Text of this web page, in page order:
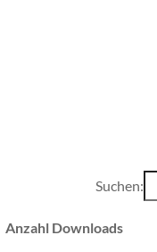
Suchen:
Anzahl Downloads